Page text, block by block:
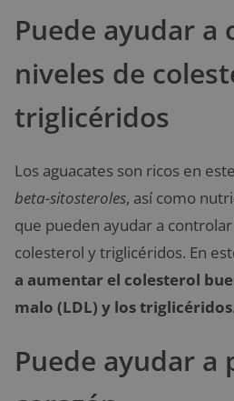
Puede ayudar a
niveles de
triglicéridos
Los aguacates son ricos en
beta-sitosteroles, así como
que pueden ayudar a
colesterol y triglicéridos. En
a aumentar el colesterol
malo (LDL) y los triglicéridos.
Puede ayudar a